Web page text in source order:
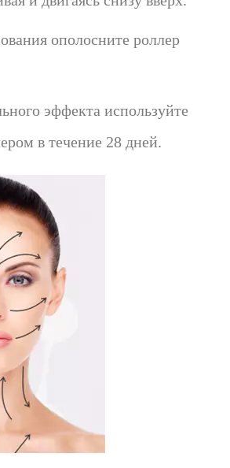
ополосните роллер
эффекта используйте
в течение 28 дней.